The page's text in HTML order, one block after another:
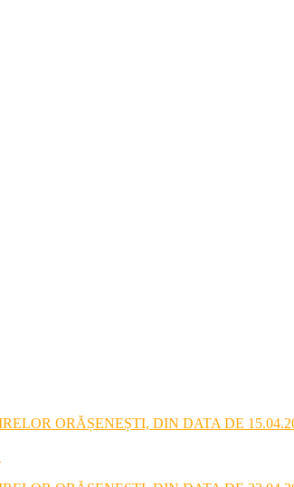
ORĂȘENEȘTI, DIN DATA DE